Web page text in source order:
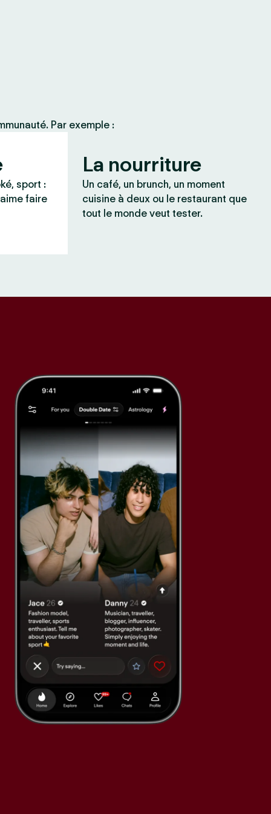
Par exemple :
sport :
faire
La nourriture
Un café, un brunch, un moment
cuisine à deux ou le restaurant que
tout le monde veut tester.